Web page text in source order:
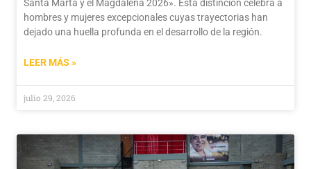
Santa Marta y el Magdalena 2026». Esta distinción celebra a
hombres y mujeres excepcionales cuyas trayectorias han
dejado una huella profunda en el desarrollo de la región.
LEER MÁS »
julio 29, 2026